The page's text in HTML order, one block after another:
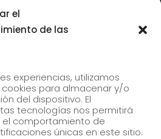
el
de las
experiencias, utilizamos
para almacenar y/o
del dispositivo. El
tecnologías nos permitirá
comportamiento de
únicas en este sitio.
to receive our news by